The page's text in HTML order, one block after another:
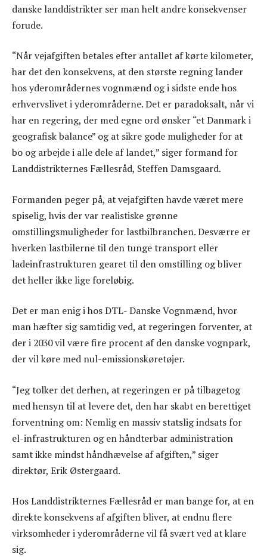
danske landdistrikter ser man helt andre konsekvenser
forude.
“Når vejafgiften betales efter antallet af kørte kilometer,
har det den konsekvens, at den største regning lander
hos yderområdernes vognmænd og i sidste ende hos
erhvervslivet i yderområderne. Det er paradoksalt, når vi
har en regering, der med egne ord ønsker “et Danmark i
geografisk balance” og at sikre gode muligheder for at
bo og arbejde i alle dele af landet,” siger formand for
Landdistrikternes Fællesråd, Steffen Damsgaard.
Formanden peger på, at vejafgiften havde været mere
spiselig, hvis der var realistiske grønne
omstillingsmuligheder for lastbilbranchen. Desværre er
hverken lastbilerne til den tunge transport eller
ladeinfrastrukturen gearet til den omstilling og bliver
det heller ikke lige foreløbig.
Det er man enig i hos DTL- Danske Vognmænd, hvor
man hæfter sig samtidig ved, at regeringen forventer, at
der i 2030 vil være fire procent af den danske vognpark,
der vil køre med nul-emissionskøretøjer.
“Jeg tolker det derhen, at regeringen er på tilbagetog
med hensyn til at levere det, den har skabt en berettiget
forventning om: Nemlig en massiv statslig indsats for
el-infrastrukturen og en håndterbar administration
samt ikke mindst håndhævelse af afgiften,” siger
direktør, Erik Østergaard.
Hos Landdistrikternes Fællesråd er man bange for, at en
direkte konsekvens af afgiften bliver, at endnu flere
virksomheder i yderområderne vil få svært ved at klare
sig.